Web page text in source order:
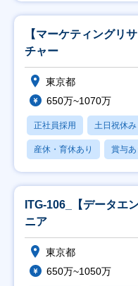
【マーケティングリ
チャー
東京都
650万~1070万
正社員採用 土日祝休み
産休・育休あり 賞与あ
ITG-106_【データエ
ニア
東京都
650万~1050万